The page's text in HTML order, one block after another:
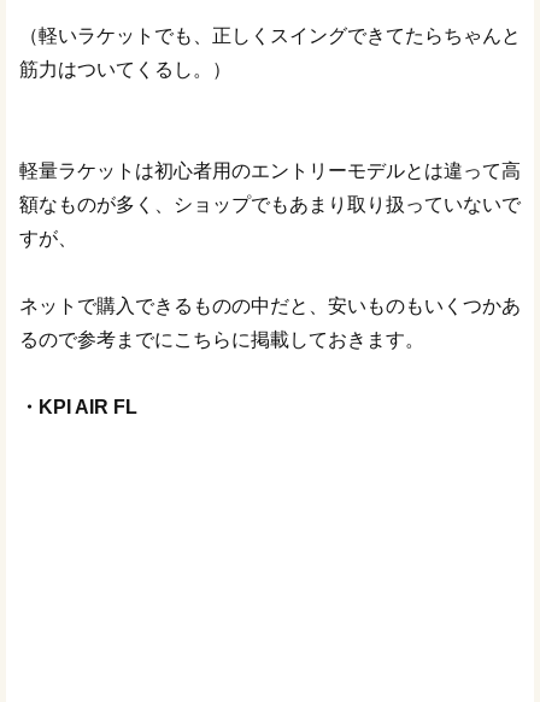
（軽いラケットでも、正しくスイングできてたらちゃんと
筋力はついてくるし。）
軽量ラケットは初心者用のエントリーモデルとは違って高
額なものが多く、ショップでもあまり取り扱っていないで
すが、
ネットで購入できるものの中だと、安いものもいくつかあ
るので参考までにこちらに掲載しておきます。
・KPI AIR FL